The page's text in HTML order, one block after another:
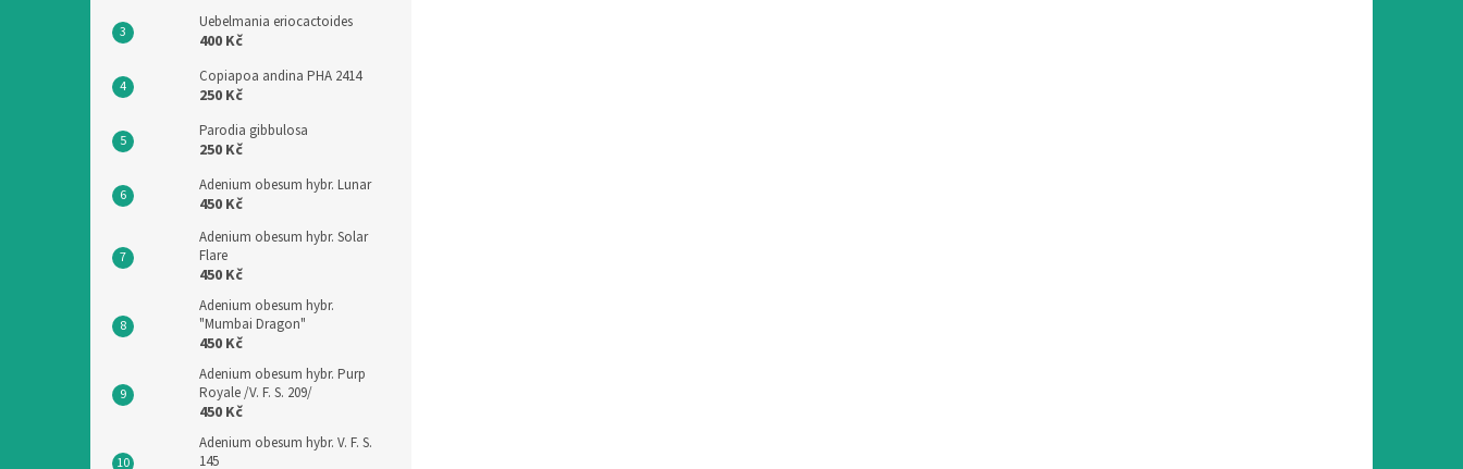
Uebelmania eriocactoides
400 Kč
Copiapoa andina PHA 2414
250 Kč
Parodia gibbulosa
250 Kč
Adenium obesum hybr. Lunar
450 Kč
Adenium obesum hybr. Solar
Flare
450 Kč
Adenium obesum hybr.
"Mumbai Dragon"
450 Kč
Adenium obesum hybr. Purp
Royale /V. F. S. 209/
450 Kč
Adenium obesum hybr. V. F. S.
145